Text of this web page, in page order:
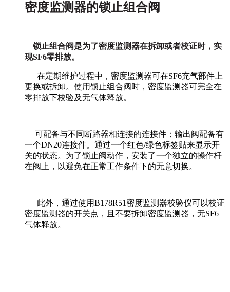
密度监测器的锁止组合阀
锁止组合阀是为了密度监测器在拆卸或者校证时，实
现SF6零排放。
在定期维护过程中，密度监测器可在SF6充气部件上
更换或拆卸。使用锁止组合阀时，密度监测器可完全在
零排放下校验及无气体释放。
可配备与不同断路器相连接的连接件；输出阀配备有
一个DN20连接件。通过一个红色/绿色标签贴来显示开
关的状态。为了锁止阀动作，安装了一个独立的操作杆
在阀上，以避免在正常工作条件下的无意切换。
此外，通过使用B178R51 密度监测器校验仪可以校证
密度监测器的开关点，且不要拆卸密度监测器，无SF6
气体释放。